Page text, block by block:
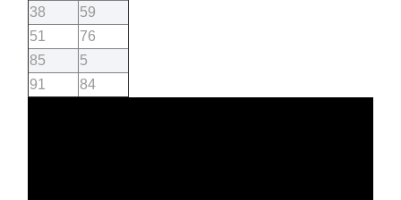
38
59
51
76
85
5
91
84